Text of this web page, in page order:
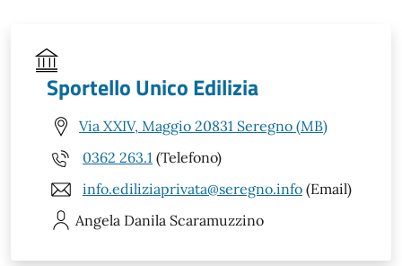
Sportello Unico Edilizia
Via XXIV, Maggio 20831 Seregno (MB)
0362 263.1 (Telefono)
info.ediliziaprivata@seregno.info (Email)
Angela Danila Scaramuzzino